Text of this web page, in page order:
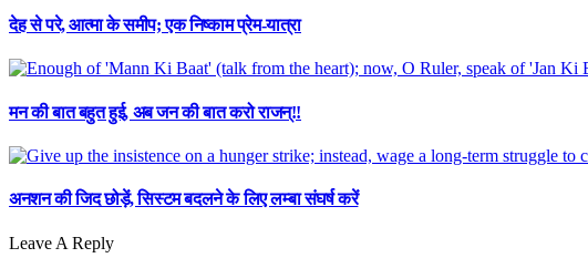
देह से परे, आत्मा के समीप; एक निष्काम प्रेम-यात्रा
मन की बात बहुत हुई, अब जन की बात करो राजन्!!
अनशन की जिद छोड़ें, सिस्टम बदलने के लिए लम्बा संघर्ष करें
Leave A Reply